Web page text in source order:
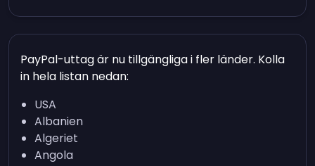
PayPal-uttag är nu tillgängliga i fler länder. Kolla
in hela listan nedan:
USA
Albanien
Algeriet
Angola